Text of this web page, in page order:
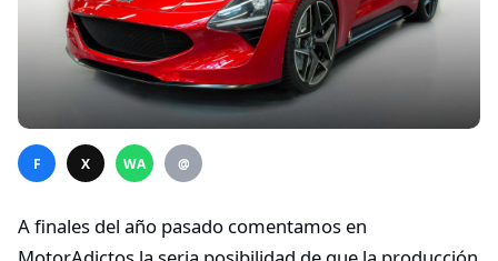
F X WA @
A finales del año pasado comentamos en